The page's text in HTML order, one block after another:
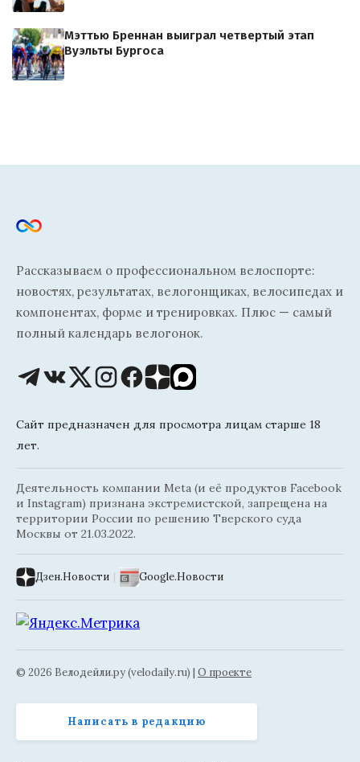
Мэттью Бреннан выиграл четвертый этап
Вуэльты Бургоса
Рассказываем о профессиональном велоспорте:
новостях, результатах, велогонщиках, велосипедах и
компонентах, форме и тренировках. Плюс — самый
полный календарь велогонок.
Сайт предназначен для просмотра лицам старше 18
лет.
Деятельность компании Meta (и её продуктов Facebook
и Instagram) признана экстремистской, запрещена на
территории России по решению Тверского суда
Москвы от 21.03.2022.
Дзен.Новости | Google.Новости
© 2026 Велодейли.ру (velodaily.ru) | О проекте
Написать в редакцию